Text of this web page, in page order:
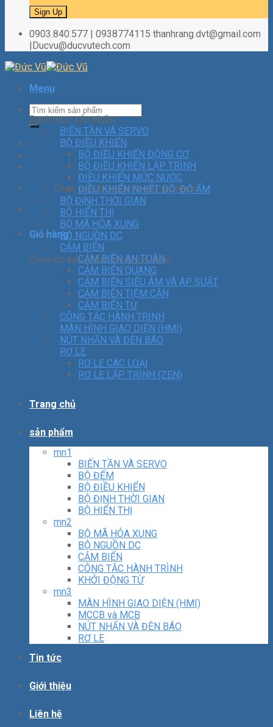
0903.840.577 | 0938774115 thanhrang.dvt@gmail.com
|Ducvu@ducvutech.com
Menu
Chưa có sản phẩm trong giỏ hàng.
Giỏ hàng
Chưa có sản phẩm trong giỏ hàng.
Danh mục sản phẩm
BIẾN TẦN VÀ SERVO
BỘ ĐIỀU KHIỂN
BỘ ĐIỀU KHIỂN ĐỘNG CƠ
BỘ ĐIỀU KHIỂN LẬP TRÌNH
ĐIỀU KHIỂN MỨC NƯỚC
ĐIỀU KHIỂN NHIỆT ĐỘ, ĐỘ ẨM
BỘ ĐỊNH THỜI GIAN
BỘ HIỂN THỊ
BỘ MÃ HÓA XUNG
BỘ NGUỒN DC
CẢM BIẾN
CẢM BIẾN AN TOÀN
CẢM BIẾN QUANG
CẢM BIẾN SIÊU ÂM VÀ ÁP SUẤT
CẢM BIẾN TIỆM CẬN
CẢM BIẾN TỪ
CÔNG TẮC HÀNH TRÌNH
MÀN HÌNH GIAO DIỆN (HMI)
NÚT NHẤN VÀ ĐÈN BÁO
RƠ LE
RƠ LE CÁC LOẠI
RƠ LE LẬP TRÌNH (ZEN)
Trang chủ
sản phẩm
mn1
BIẾN TẦN VÀ SERVO
BỘ ĐẾM
BỘ ĐIỀU KHIỂN
BỘ ĐỊNH THỜI GIAN
BỘ HIỂN THỊ
mn2
BỘ MÃ HÓA XUNG
BỘ NGUỒN DC
CẢM BIẾN
CÔNG TẮC HÀNH TRÌNH
KHỞI ĐỘNG TỪ
mn3
MÀN HÌNH GIAO DIỆN (HMI)
MCCB và MCB
NÚT NHẤN VÀ ĐÈN BÁO
RƠ LE
Tin tức
Giới thiệu
Liên hệ